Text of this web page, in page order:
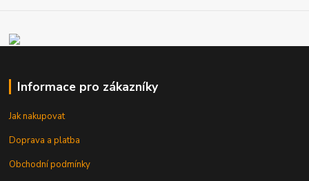
Informace pro zákazníky
Jak nakupovat
Doprava a platba
Obchodní podmínky